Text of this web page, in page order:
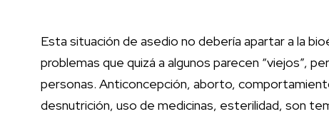
Esta situación de asedio no debería apartar a la
problemas que quizá a algunos parecen “viejos”,
personas. Anticoncepción, aborto,
desnutrición, uso de medicinas, esterilidad, son